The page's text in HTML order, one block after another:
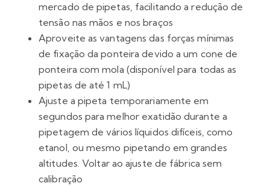
mercado de pipetas, facilitando a redução de
tensão nas mãos e nos braços
Aproveite as vantagens das forças mínimas
de fixação da ponteira devido a um cone de
ponteira com mola (disponível para todas as
pipetas de até 1 mL)
Ajuste a pipeta temporariamente em
segundos para melhor exatidão durante a
pipetagem de vários líquidos difíceis, como
etanol, ou mesmo pipetando em grandes
altitudes. Voltar ao ajuste de fábrica sem
calibração